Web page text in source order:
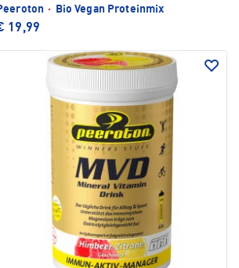
· Bio Vegan Proteinmix
19,99